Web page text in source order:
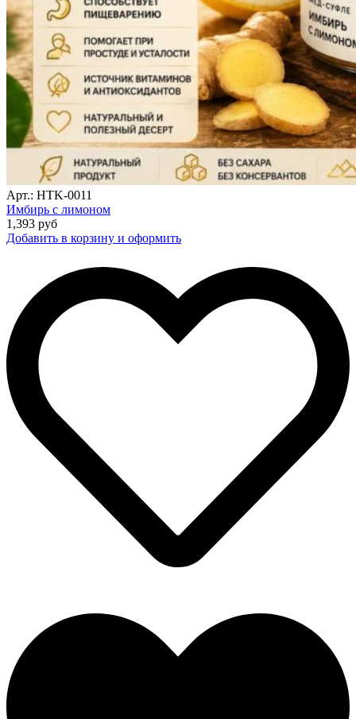
Арт.: HTK-0011
Имбирь с лимоном
1,393 руб
Добавить в корзину и оформить